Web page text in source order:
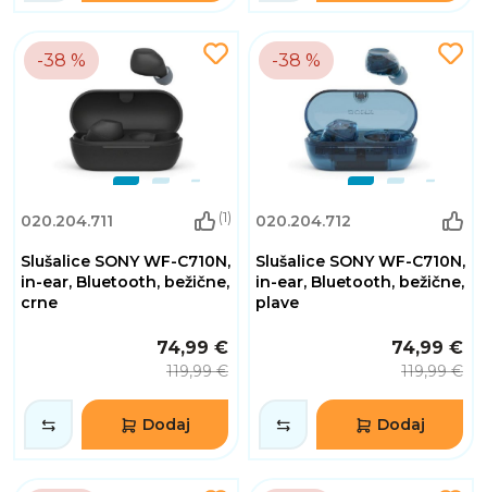
-38 %
020.204.711 (1)
Slušalice SONY WF-C710N,
in-ear, Bluetooth, bežične,
crne
74,99 €
119,99 €
Dodaj
-38 %
020.204.712
Slušalice SONY WF-C710N,
in-ear, Bluetooth, bežične,
plave
74,99 €
119,99 €
Dodaj